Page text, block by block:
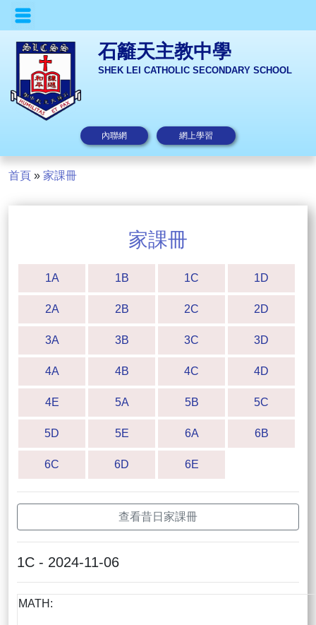
石籬天主教中學
SHEK LEI CATHOLIC SECONDARY SCHOOL
內聯網 網上學習
首頁 » 家課冊
家課冊
1A 1B 1C 1D
2A 2B 2C 2D
3A 3B 3C 3D
4A 4B 4C 4D
4E 5A 5B 5C
5D 5E 6A 6B
6C 6D 6E
查看昔日家課冊
1C - 2024-11-06
MATH: